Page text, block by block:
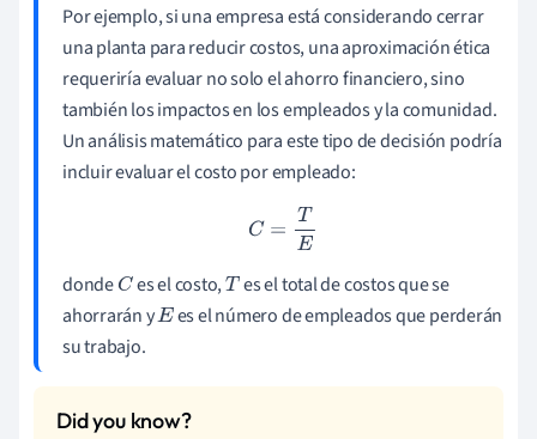
Por ejemplo, si una empresa está considerando cerrar
una planta para reducir costos, una aproximación ética
requeriría evaluar no solo el ahorro financiero, sino
también los impactos en los empleados y la comunidad.
Un análisis matemático para este tipo de decisión podría
incluir evaluar el costo por empleado:
C=T E
dondeC es el costo,T es el total de costos que se
ahorrarán yE es el número de empleados que perderán
su trabajo.